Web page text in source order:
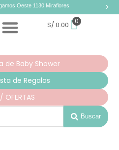
Oeste 1130 Miraflores
S/ 0.00 0
de Baby Shower
de Regalos
OFERTAS
Buscar